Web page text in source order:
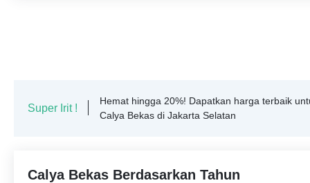
Super Irit !
Hemat hingga 20%! Dapatkan harga terbaik
Calya Bekas di Jakarta Selatan
Calya Bekas Berdasarkan Tahun